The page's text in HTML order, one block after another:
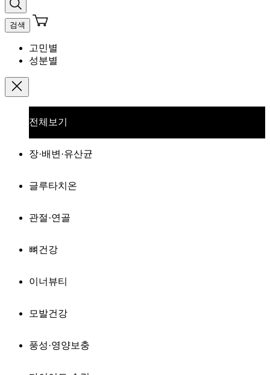
검색
고민별
성분별
전체보기
장·배변·유산균
글루타치온
관절·연골
뼈건강
이너뷰티
모발건강
풍성·영양보충